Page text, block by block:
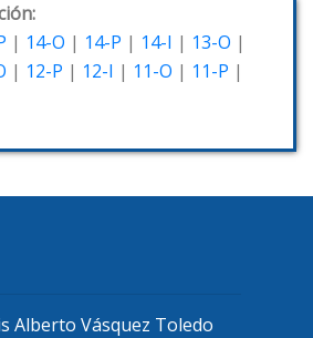
| 14-O | 14-P | 14-I | 13-O |
| 12-P | 12-I | 11-O | 11-P |
Alberto Vásquez Toledo